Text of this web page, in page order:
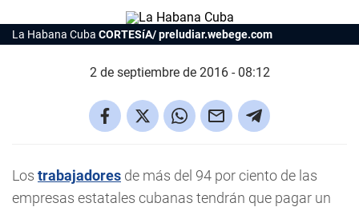
La Habana Cuba CORTESíA/ preludiar.webege.com
2 de septiembre de 2016 - 08:12
Los trabajadores de más del 94 por ciento de las
empresas estatales cubanas tendrán que pagar un